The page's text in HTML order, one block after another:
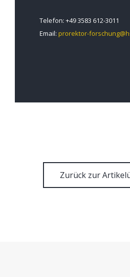
Telefon: +49 3583 612-3011
Email: prorektor-
Zurück zur